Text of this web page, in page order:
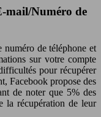
mail/Numéro de
numéro de téléphone et
sur votre compte
pour récupérer
Facebook propose des
de noter que 5% des
la récupération de leur